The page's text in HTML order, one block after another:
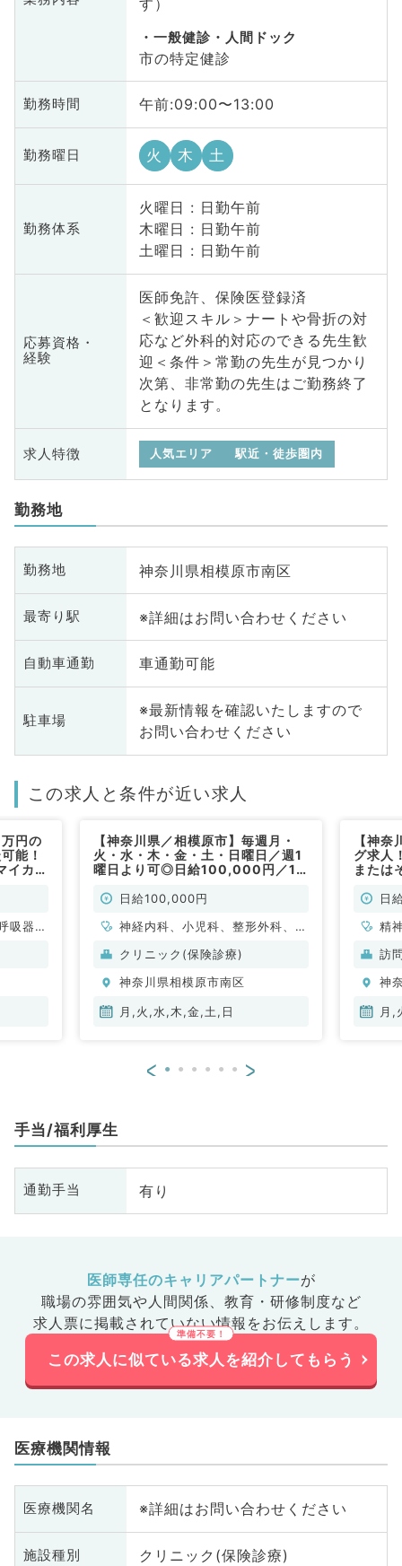
一般健診・人間ドック
市の特定健診
勤務時間 午前:09:00〜13:00
勤務曜日 火 木 土
勤務体系
火曜日 : 日勤午前
木曜日 : 日勤午前
土曜日 : 日勤午前
応募資格・
経験
医師免許、保険医登録済
＜歓迎スキル＞ナートや骨折の対
応など外科的対応のできる先生歓
迎＜条件＞常勤の先生が見つかり
次第、非常勤の先生はご勤務終了
となります。
求人特徴 人気エリア 駅近・徒歩圏内
勤務地
勤務地 神奈川県相模原市南区
最寄り駅 ※詳細はお問い合わせください
自動車通勤 車通勤可能
駐車場
※最新情報を確認いたしますので
お問い合わせください
この求人と条件が近い求人
円の
能！
イカー
吸器内
【神奈川県／相模原市】毎週月・
火・水・木・金・土・日曜日／週1
曜日より可◎日給100,000円／10
駅より直結アクセス抜群♪（内科系,
非常勤）
日給100,000円
神経内科、小児科、整形外科、形
成外科、脳神経外科、呼吸器外
器科、一般内科、循環器内科、呼
吸器内科、消化器内科、内分泌・
科、乳腺外科、総合診療科、膠原
クリニック(保険診療)
神奈川県相模原市南区
月,火,水,木,金,土,日
【神
グ求人
または
類対
精神科
日
精
訪
神
月,
< >
手当/福利厚生
通勤手当 有り
医師専任のキャリアパートナーが
職場の雰囲気や人間関係、 教育・研修制度など
求人票に掲載されていない情報をお伝えします。
この求人に似ている求人を紹介してもらう
医療機関情報
医療機関名 ※詳細はお問い合わせください
施設種別 クリニック(保険診療)